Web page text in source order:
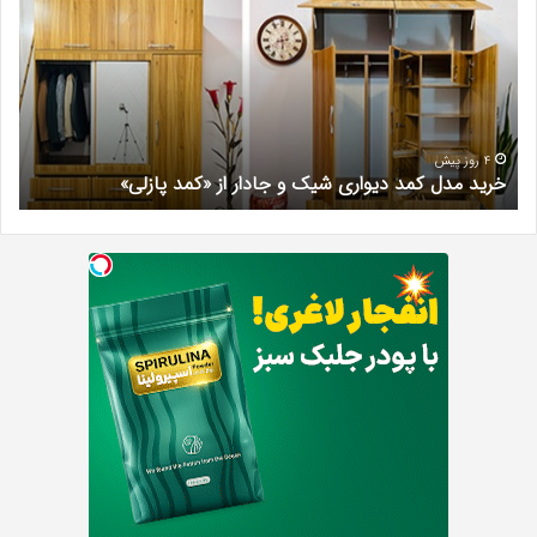
دیواری
شیک
جادار
از
«کمد
پازلی»
4 روز پیش
خرید مدل کمد دیواری شیک و جادار از «کمد پازلی»
در